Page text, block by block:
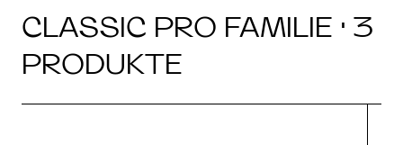
CLASSIC PRO FAMILIE · 3
PRODUKTE